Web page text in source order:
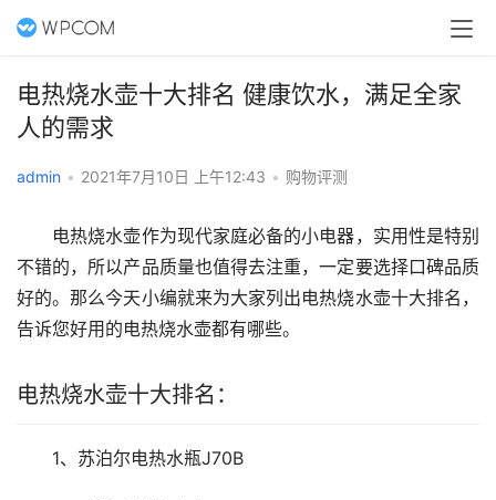
电热烧水壶十大排名 健康饮水，满足全家
人的需求
admin • 2021年7月10日 上午12:43 • 购物评测
电热烧水壶作为现代家庭必备的小电器，实用性是特别
不错的，所以产品质量也值得去注重，一定要选择口碑品质
好的。那么今天小编就来为大家列出电热烧水壶十大排名，
告诉您好用的电热烧水壶都有哪些。
电热烧水壶十大排名：
1、苏泊尔电热水瓶J70B